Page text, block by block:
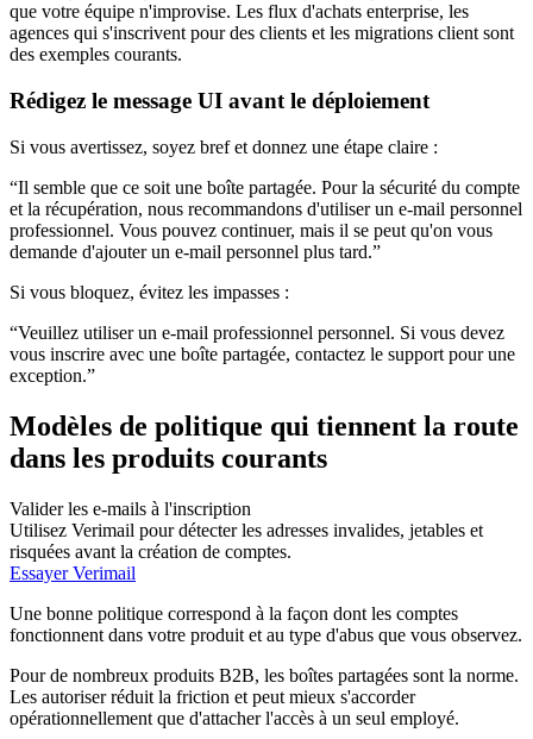
que votre équipe n'improvise. Les flux d'achats enterprise, les
agences qui s'inscrivent pour des clients et les migrations client sont
des exemples courants.
Rédigez le message UI avant le déploiement
Si vous avertissez, soyez bref et donnez une étape claire :
“Il semble que ce soit une boîte partagée. Pour la sécurité du compte
et la récupération, nous recommandons d'utiliser un e-mail personnel
professionnel. Vous pouvez continuer, mais il se peut qu'on vous
demande d'ajouter un e-mail personnel plus tard.”
Si vous bloquez, évitez les impasses :
“Veuillez utiliser un e-mail professionnel personnel. Si vous devez
vous inscrire avec une boîte partagée, contactez le support pour une
exception.”
Modèles de politique qui tiennent la route
dans les produits courants
Valider les e-mails à l'inscription
Utilisez Verimail pour détecter les adresses invalides, jetables et
risquées avant la création de comptes.
Essayer Verimail
Une bonne politique correspond à la façon dont les comptes
fonctionnent dans votre produit et au type d'abus que vous observez.
Pour de nombreux produits B2B, les boîtes partagées sont la norme.
Les autoriser réduit la friction et peut mieux s'accorder
opérationnellement que d'attacher l'accès à un seul employé.